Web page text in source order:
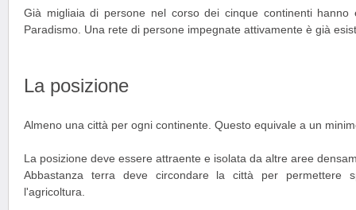
Già migliaia di persone nel corso dei cinque continenti hanno
Paradismo. Una rete di persone impegnate attivamente è già
La posizione
Almeno una città per ogni continente. Questo equivale a un
La posizione deve essere attraente e isolata da altre aree
Abbastanza terra deve circondare la città per permettere
l'agricoltura.